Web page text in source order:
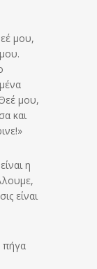
μου,
μου,
και
η
είναι
πήγα